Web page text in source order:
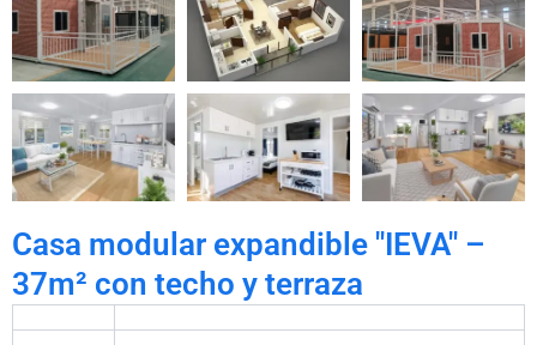
Casa modular expandible "IEVA" –
37m² con techo y terraza